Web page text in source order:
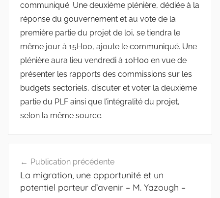
communiqué. Une deuxième plénière, dédiée à la
réponse du gouvernement et au vote de la
première partie du projet de loi, se tiendra le
même jour à 15H00, ajoute le communiqué. Une
plénière aura lieu vendredi à 10H00 en vue de
présenter les rapports des commissions sur les
budgets sectoriels, discuter et voter la deuxième
partie du PLF ainsi que l’intégralité du projet,
selon la même source.
de
l’article
Publication précédente
La migration, une opportunité et un
potentiel porteur d’avenir – M. Yazough –